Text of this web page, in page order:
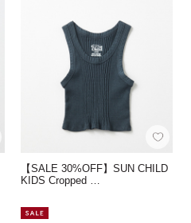
【SALE 30%OFF】SUN CHILD
KIDS Cropped …